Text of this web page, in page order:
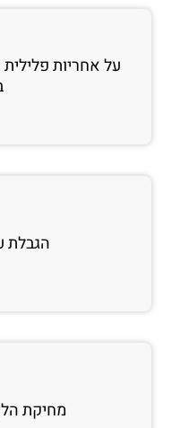
על אחריות
הגבלת
מחיקת